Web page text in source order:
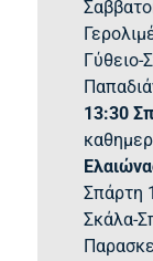
13:30
Σπάρτη
Σκάλα-